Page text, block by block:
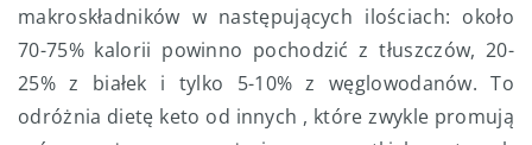
makroskładników w następujących ilościach: około
70-75% kalorii powinno pochodzić z tłuszczów, 20-
25% z białek i tylko 5-10% z węglowodanów. To
odróżnia dietę keto od innych , które zwykle promują